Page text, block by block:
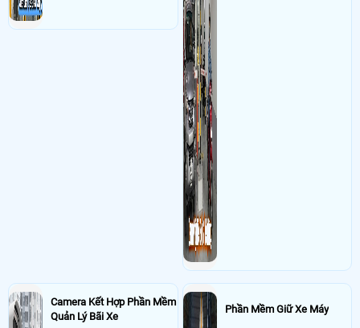
Camera Kết Hợp Phần Mềm
Quản Lý Bãi Xe
Phần Mềm Giữ Xe Máy